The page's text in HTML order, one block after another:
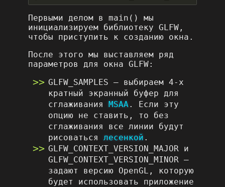
Первыми делом в main() мы
инициализируем библиотеку GLFW,
чтобы приступить к созданию окна.
После этого мы выставляем ряд
параметров для окна GLFW:
GLFW_SAMPLES – выбираем 4-х
кратный экранный буфер для
сглаживания MSAA . Если эту
опцию не ставить, то без
сглаживания все линии будут
рисоваться лесенкой .
GLFW_CONTEXT_VERSION_MAJOR и
GLFW_CONTEXT_VERSION_MINOR –
задают версию OpenGL, которую
будет использовать приложение